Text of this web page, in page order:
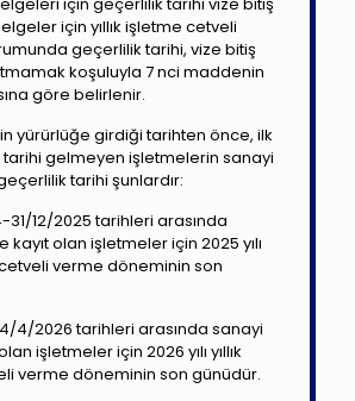
için yıllık işletme cetveli
geçerlilik tarihi, vize bitiş
koşuluyla 7 nci maddenin
göre belirlenir.
yürürlüğe girdiği tarihten önce, ilk
gelmeyen işletmelerin sanayi
tarihi şunlardır:
12/2025 tarihleri arasında
kayıt olan işletmeler için 2025 yılı
cetveli verme döneminin son
4/2026 tarihleri arasında sanayi
işletmeler için 2026 yılı yıllık
verme döneminin son günüdür.